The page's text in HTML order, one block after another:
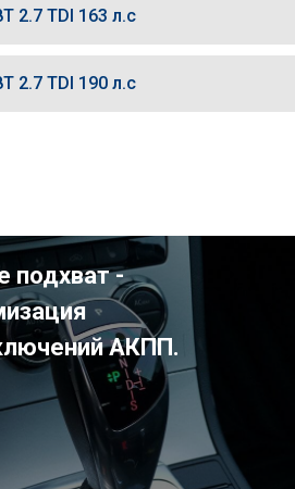
2.7 TDI 163 л.с
2.7 TDI 190 л.с
подхват -
АКПП.